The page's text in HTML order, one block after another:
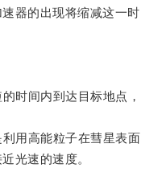
器的出现将缩减这一时
间内到达目标地点，
用高能粒子在彗星表面
光速的速度。